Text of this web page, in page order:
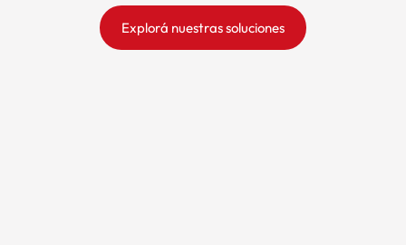
Explorá nuestras soluciones